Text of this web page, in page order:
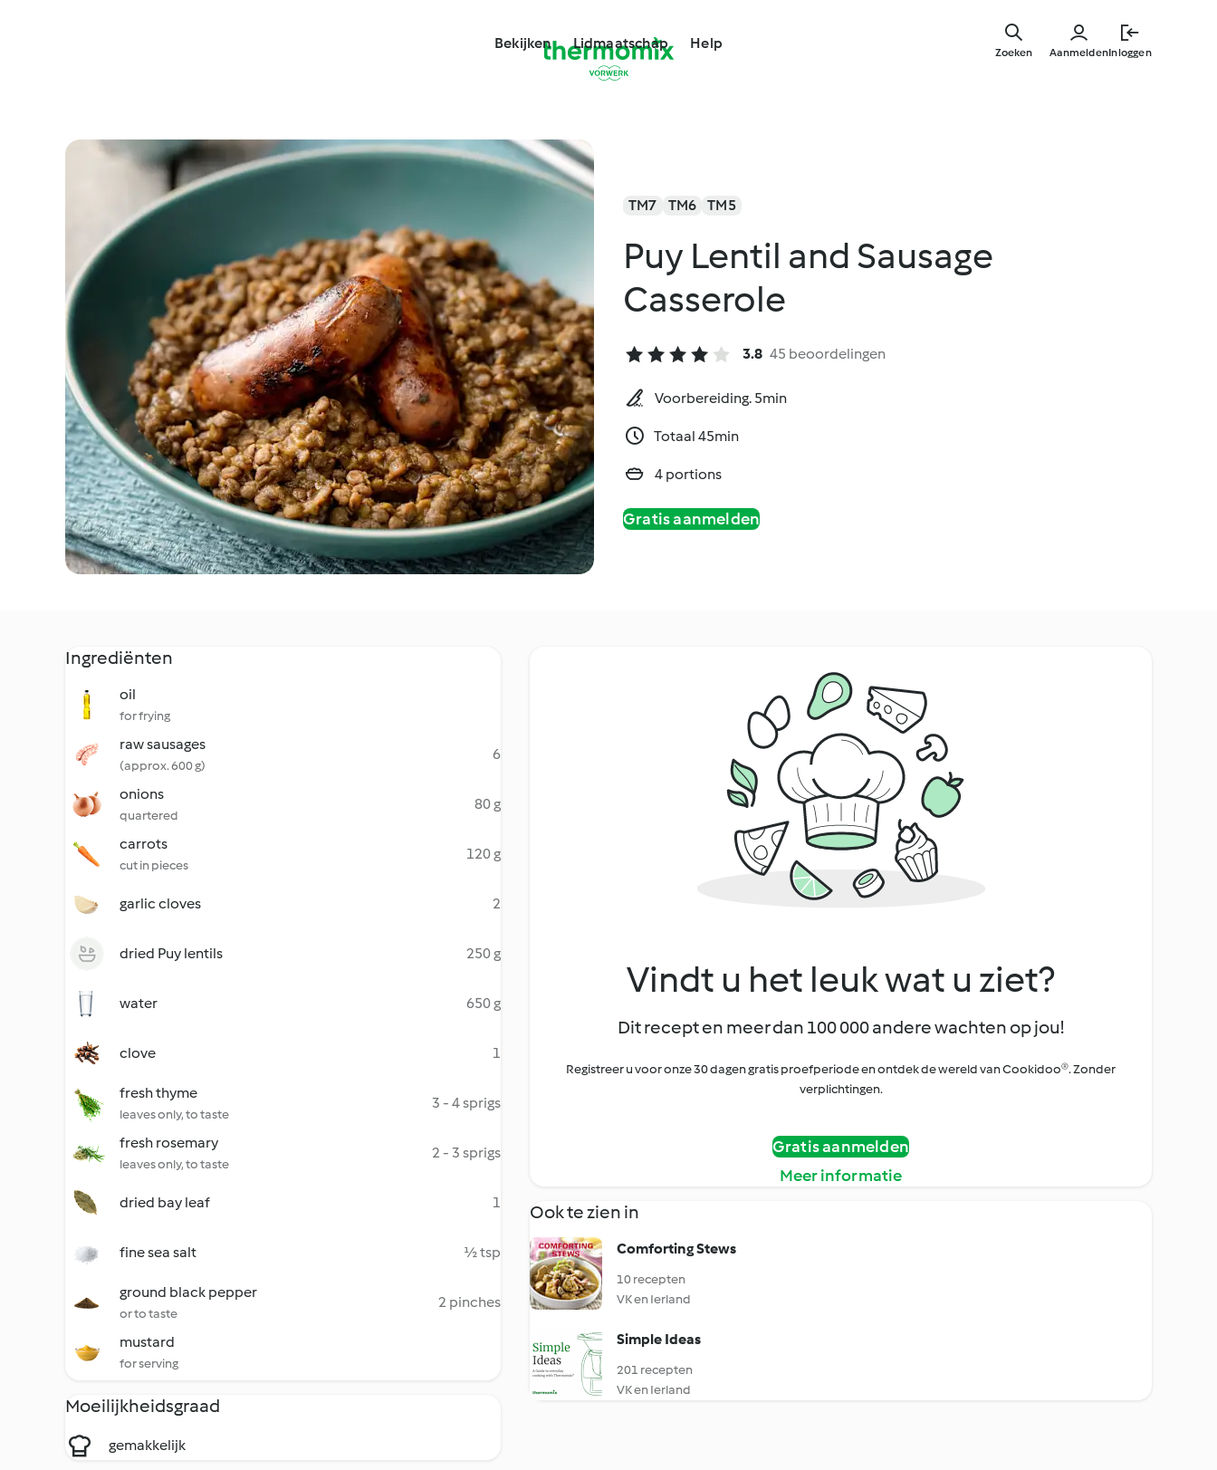
Bekijken Lidmaatschap Help
AanmeldenInloggen
Zoeken
TM7 TM6 TM5
Puy Lentil and Sausage
Casserole
3.8 45 beoordelingen
Voorbereiding. 5min
Totaal 45min
4 portions
Gratis aanmelden
Ingrediënten
oil
for frying
raw sausages
(approx. 600 g)
6
onions
quartered
80 g
carrots
cut in pieces
120 g
garlic cloves 2
dried Puy lentils 250 g
water 650 g
clove 1
fresh thyme
leaves only, to taste
3 - 4 sprigs
fresh rosemary
leaves only, to taste
2 - 3 sprigs
dried bay leaf 1
fine sea salt ½ tsp
ground black pepper
or to taste
2 pinches
mustard
for serving
Moeilijkheidsgraad
gemakkelijk
Vindt u het leuk wat u ziet?
Dit recept en meer dan 100 000 andere wachten op jou!
Registreer u voor onze 30 dagen gratis proefperiode en ontdek de wereld van Cookidoo®. Zonder
verplichtingen.
Gratis aanmelden
Meer informatie
Ook te zien in
Comforting Stews
10 recepten
VK en Ierland
Simple Ideas
201 recepten
VK en Ierland